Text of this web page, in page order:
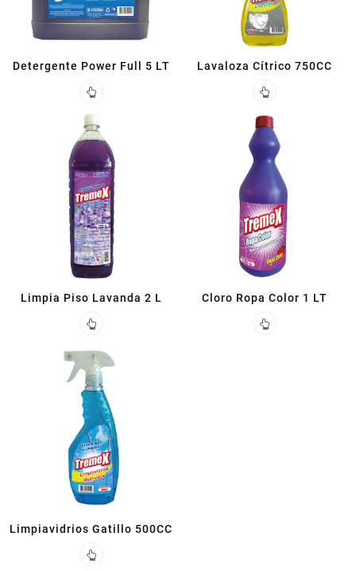
Detergente Power Full 5 LT Lavaloza Cítrico 750CC
Limpia Piso Lavanda 2 L Cloro Ropa Color 1 LT
Limpiavidrios Gatillo 500CC